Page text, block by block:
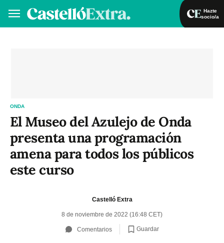
Hazte
socio/a
ONDA
El Museo del Azulejo de Onda
presenta una programación
amena para todos los públicos
este curso
Castelló Extra
8 de noviembre de 2022 (16:48 CET)
Comentarios Guardar